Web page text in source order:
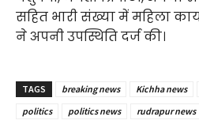
सहित भारी संख्या में महिला
ने अपनी उपस्थिति दर्ज की।
TAGS breaking news Kichha news
politics
politics news rudrapur news